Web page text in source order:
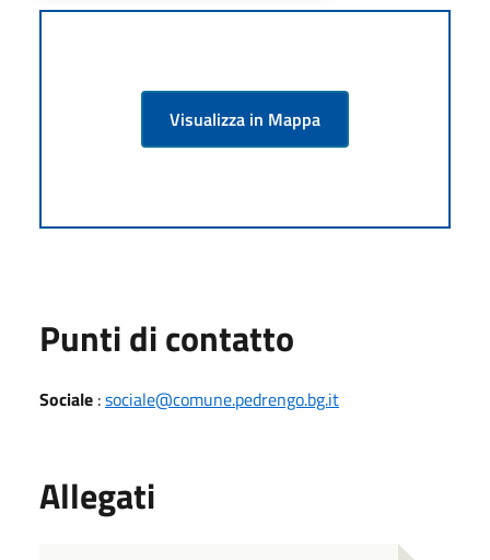
Visualizza in Mappa
Punti di contatto
Sociale :sociale@comune.pedrengo.bg.it
Allegati